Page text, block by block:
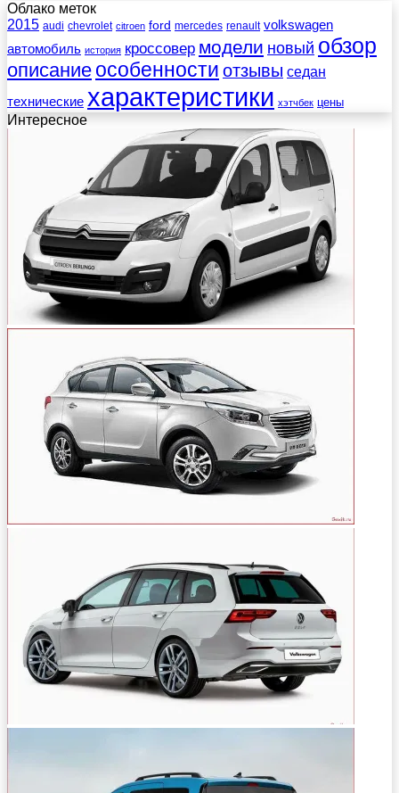
Облако меток
2015 audi chevrolet citroen ford mercedes renault volkswagen
автомобиль история кроссовер модели новый обзор
описание особенности отзывы седан
технические характеристики хэтчбек цены
Интересное